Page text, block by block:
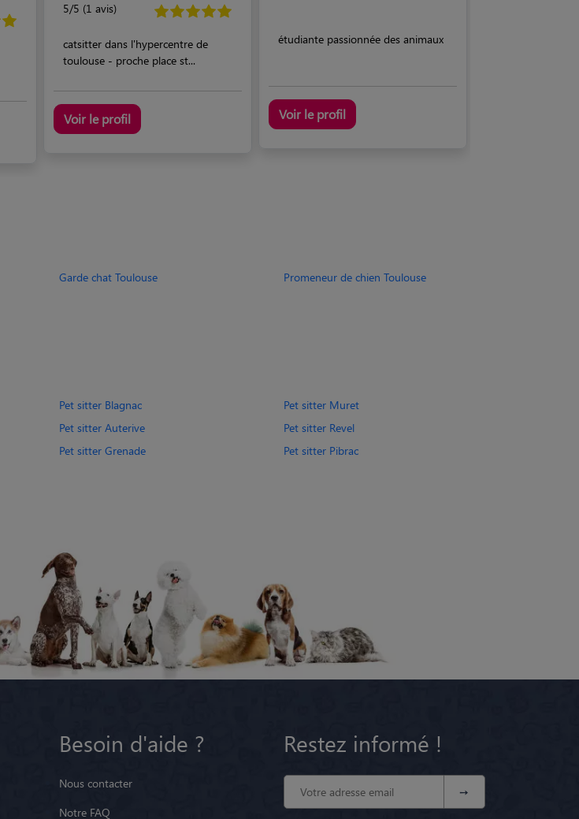
5/5 (1 avis)
catsitter dans l'hypercentre de
toulouse - proche place st...
Voir le profil
étudiante passionnée des animaux
Voir le profil
Garde chat Toulouse Promeneur de chien Toulouse
Pet sitter Blagnac
Pet sitter Muret
Pet sitter Auterive
Pet sitter Revel
Pet sitter Grenade
Pet sitter Pibrac
Besoin d'aide ?
Nous contacter
Notre FAQ
Restez informé !